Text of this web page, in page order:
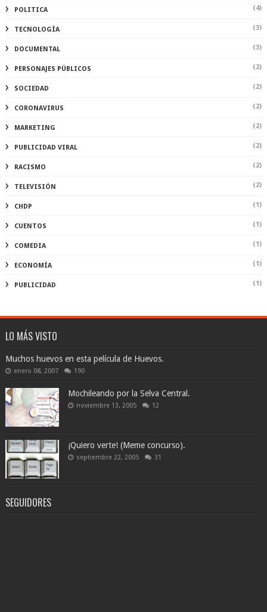
POLITICA (4)
TECNOLOGÍA (3)
DOCUMENTAL (3)
PERSONAJES PÚBLICOS (2)
SOCIEDAD (2)
CORONAVIRUS (2)
MARKETING (2)
PUBLICIDAD VIRAL (2)
RACISMO (2)
TELEVISIÓN (2)
CHDP (1)
CUENTOS (1)
COMEDIA (1)
ECONOMÍA (1)
PUBLICIDAD (1)
LO MÁS VISTO
Muchos huevos en esta película de Huevos.
enero 08, 2007 190
Mochileando por la Selva Central.
noviembre 13, 2005 12
¡Quiero verte! (Meme concurso).
septiembre 22, 2005 31
SEGUIDORES